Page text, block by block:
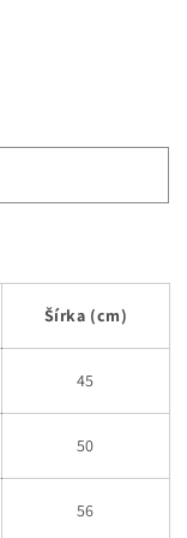
Šírka (cm)
45
50
56